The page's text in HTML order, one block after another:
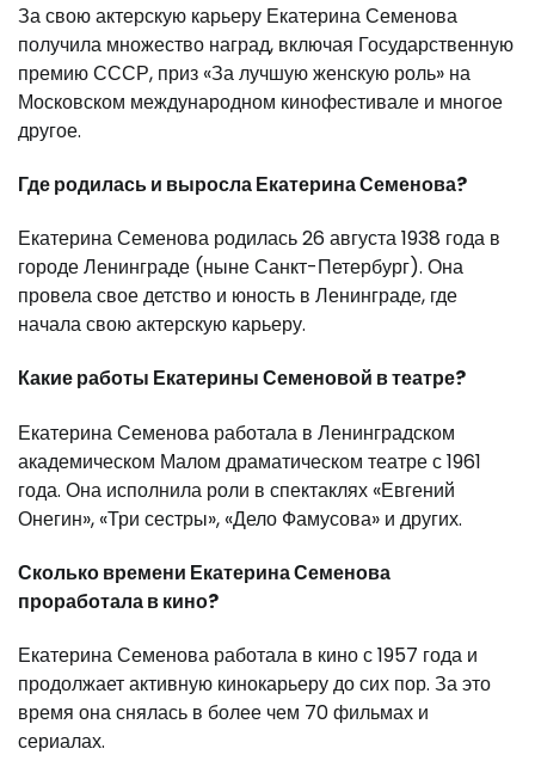
За свою актерскую карьеру Екатерина Семенова
получила множество наград, включая Государственную
премию СССР, приз «За лучшую женскую роль» на
Московском международном кинофестивале и многое
другое.
Где родилась и выросла Екатерина Семенова?
Екатерина Семенова родилась 26 августа 1938 года в
городе Ленинграде (ныне Санкт-Петербург). Она
провела свое детство и юность в Ленинграде, где
начала свою актерскую карьеру.
Какие работы Екатерины Семеновой в театре?
Екатерина Семенова работала в Ленинградском
академическом Малом драматическом театре с 1961
года. Она исполнила роли в спектаклях «Евгений
Онегин», «Три сестры», «Дело Фамусова» и других.
Сколько времени Екатерина Семенова
проработала в кино?
Екатерина Семенова работала в кино с 1957 года и
продолжает активную кинокарьеру до сих пор. За это
время она снялась в более чем 70 фильмах и
сериалах.